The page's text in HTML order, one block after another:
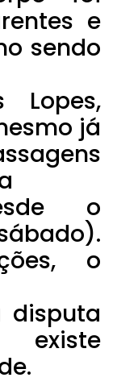
e
sendo
Lopes,
já
o
o
disputa